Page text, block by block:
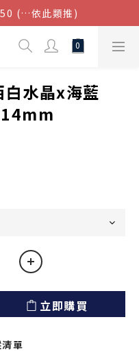
超取免運
(…依此類推)
獲得50元現金券
白水晶x海藍
立即購買
單